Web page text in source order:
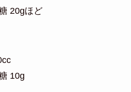
20gほど
10g